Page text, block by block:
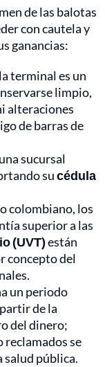
de las balotas
con cautela y
ganancias:
terminal es un
limpio,
alteraciones
de barras de
sucursal
sucédula
colombiano, los
superior a las
(UVT)están
concepto del
un periodo
de la
del dinero;
reclamados se
salud pública.